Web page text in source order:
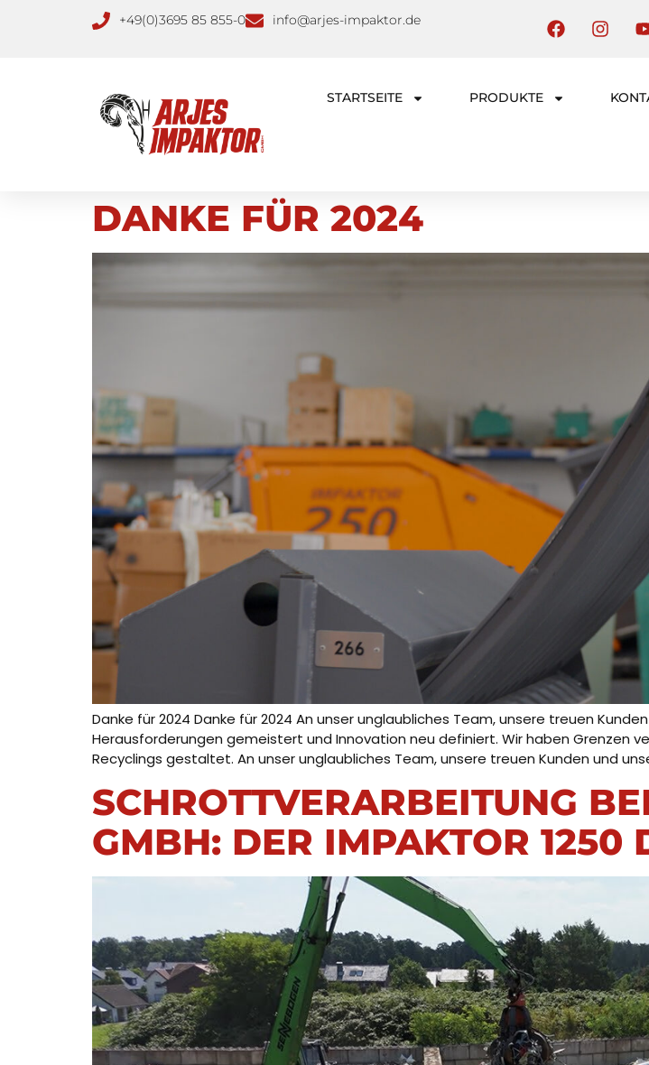
+49(0)3695 85 855-0 info@arjes-impaktor.de
STARTSEITE PRODUKTE
DANKE FÜR 2024
Danke für 2024 Danke für 2024 An unser unglaubliches Team, unsere treuen
Herausforderungen gemeistert und Innovation neu definiert. Wir haben Grenzen
Recyclings gestaltet. An unser unglaubliches Team, unsere treuen Kunden und
SCHROTTVERARBEITUNG
GMBH: DER IMPAKTOR 1250